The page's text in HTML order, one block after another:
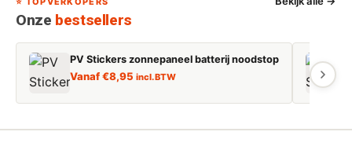
Onze bestsellers
PV Stickers zonnepaneel batterij noodstop
Vanaf€8,95 incl. BTW